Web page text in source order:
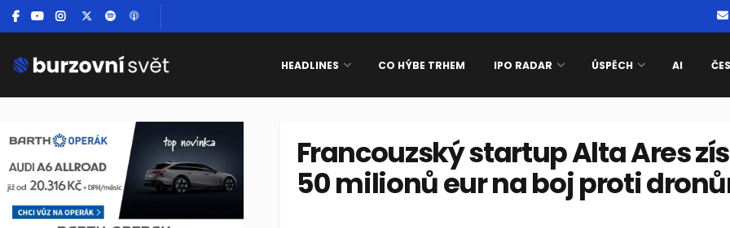
HEADLINES CO HÝBE TRHEM IPO RADAR ÚSPĚCH AI
Francouzský startup Alta Ares
50 milionů eur na boj proti